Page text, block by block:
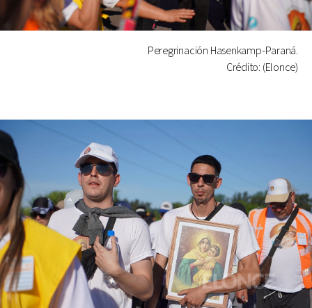
Peregrinación Hasenkamp-Paraná.
Crédito: (Elonce)